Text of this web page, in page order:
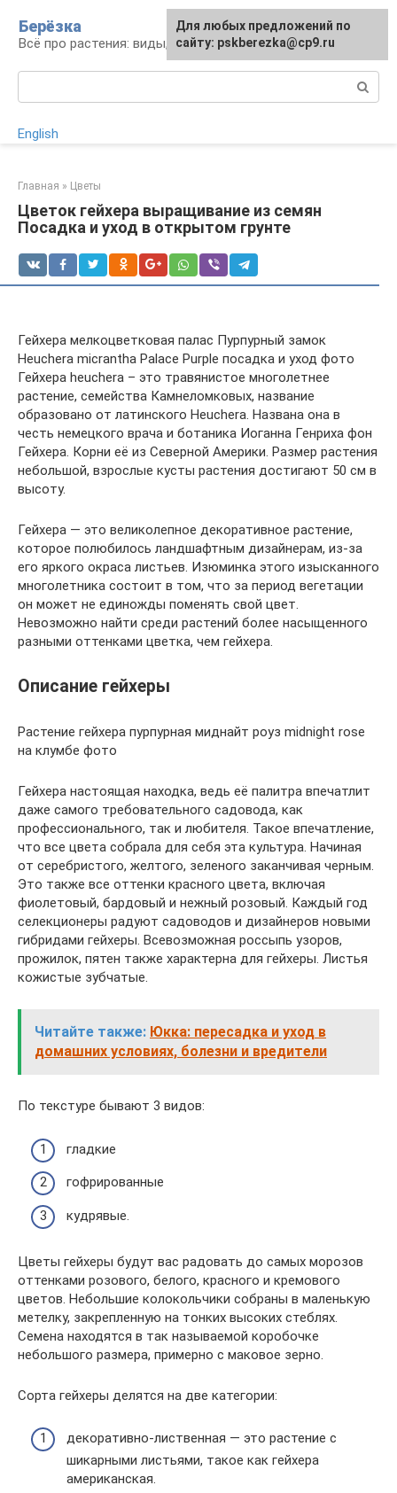
контенту
Берёзка
Всё про растения: виды, выращивание, уход
English
Главная » Цветы
Цветок гейхера выращивание из семян
Посадка и уход в открытом грунте
Гейхера мелкоцветковая палас Пурпурный замок
Heuchera micrantha Palace Purple посадка и уход фото
Гейхера heuchera – это травянистое многолетнее
растение, семейства Камнеломковых, название
образовано от латинского Heuchera. Названа она в
честь немецкого врача и ботаника Иоганна Генриха фон
Гейхера. Корни её из Северной Америки. Размер растения
небольшой, взрослые кусты растения достигают 50 см в
высоту.
Гейхера — это великолепное декоративное растение,
которое полюбилось ландшафтным дизайнерам, из-за
его яркого окраса листьев. Изюминка этого изысканного
многолетника состоит в том, что за период вегетации
он может не единожды поменять свой цвет.
Невозможно найти среди растений более насыщенного
разными оттенками цветка, чем гейхера.
Описание гейхеры
Растение гейхера пурпурная миднайт роуз midnight rose
на клумбе фото
Гейхера настоящая находка, ведь её палитра впечатлит
даже самого требовательного садовода, как
профессионального, так и любителя. Такое впечатление,
что все цвета собрала для себя эта культура. Начиная
от серебристого, желтого, зеленого заканчивая черным.
Это также все оттенки красного цвета, включая
фиолетовый, бардовый и нежный розовый. Каждый год
селекционеры радуют садоводов и дизайнеров новыми
гибридами гейхеры. Всевозможная россыпь узоров,
прожилок, пятен также характерна для гейхеры. Листья
кожистые зубчатые.
Читайте также: Юкка: пересадка и уход в
домашних условиях, болезни и вредители
По текстуре бывают 3 видов:
гладкие
гофрированные
кудрявые.
Цветы гейхеры будут вас радовать до самых морозов
оттенками розового, белого, красного и кремового
цветов. Небольшие колокольчики собраны в маленькую
метелку, закрепленную на тонких высоких стеблях.
Семена находятся в так называемой коробочке
небольшого размера, примерно с маковое зерно.
Сорта гейхеры делятся на две категории:
декоративно-лиственная — это растение с
шикарными листьями, такое как гейхера
американская.
Для любых предложений по
сайту: pskberezka@cp9.ru